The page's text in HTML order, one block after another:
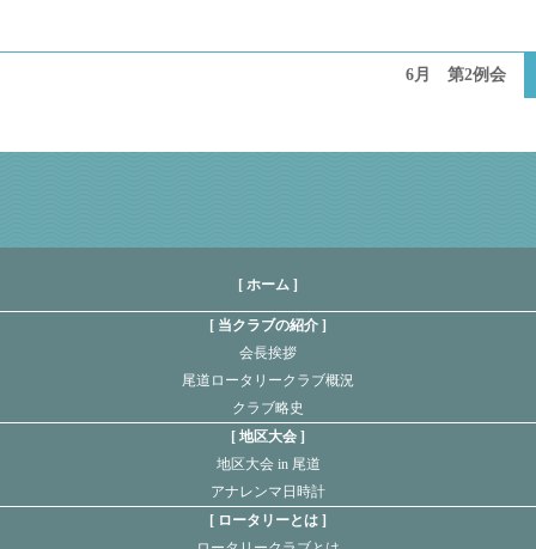
6月 第2例会
[ ホーム ]
当クラブの紹介
会長挨拶
尾道ロータリークラブ概況
クラブ略史
地区大会
地区大会 in 尾道
アナレンマ日時計
ロータリーとは